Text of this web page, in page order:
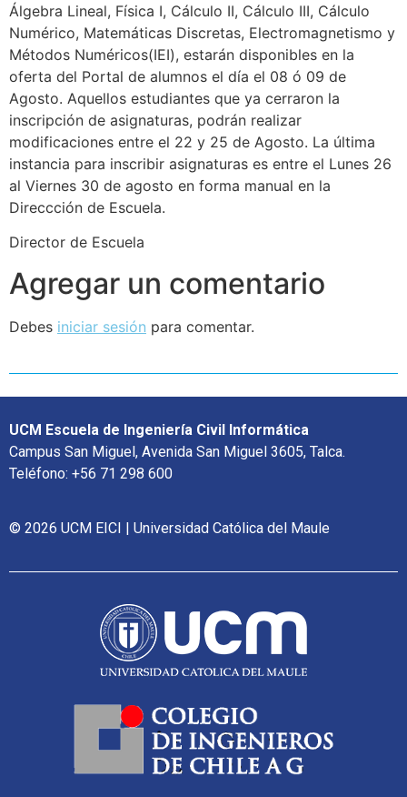
Álgebra Lineal, Física I, Cálculo II, Cálculo III, Cálculo
Numérico, Matemáticas Discretas, Electromagnetismo y
Métodos Numéricos(IEI), estarán disponibles en la
oferta del Portal de alumnos el día el 08 ó 09 de
Agosto. Aquellos estudiantes que ya cerraron la
inscripción de asignaturas, podrán realizar
modificaciones entre el 22 y 25 de Agosto. La última
instancia para inscribir asignaturas es entre el Lunes 26
al Viernes 30 de agosto en forma manual en la
Direccción de Escuela.
Director de Escuela
Agregar un comentario
Debes iniciar sesión para comentar.
UCM Escuela de Ingeniería Civil Informática
Campus San Miguel, Avenida San Miguel 3605, Talca.
Teléfono: +56 71 298 600
© 2026 UCM EICI | Universidad Católica del Maule